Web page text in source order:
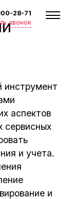
28-71
звонок
инструмент
аспектов
сервисных
и учета.
и